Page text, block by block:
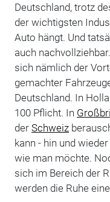
Deutschland, trotz
der wichtigsten
Auto hängt. Und
auch
sich nämlich der
gemachter
Deutschland. In
100 Pflicht. In
der Schweiz
kann - hin und
wie man möchte.
sich im Bereich der
werden die Ruhe